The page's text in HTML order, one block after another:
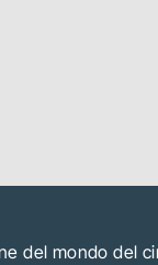
del mondo del